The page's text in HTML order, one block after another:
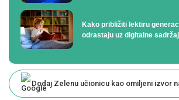
Kako približiti lektiru
odrastaju uz digitalne
Dodaj Zelenu učionicu kao omiljeni izvor